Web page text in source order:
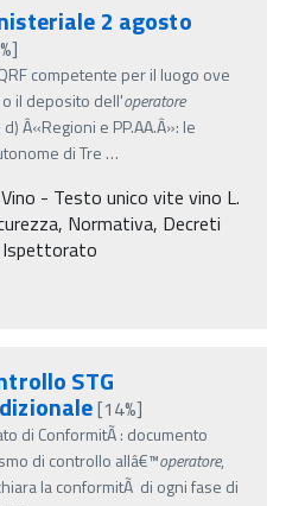
2 agosto
competente per il luogo ove
il deposito dell'operatore
Â«Regioni e PP.AA.Â»: le
di Tre …
- Testo unico vite vino L.
Normativa, Decreti
Ispettorato
STG
[14%]
di ConformitÃ : documento
di controllo allâ€™operatore,
la conformitÃ di ogni fase di